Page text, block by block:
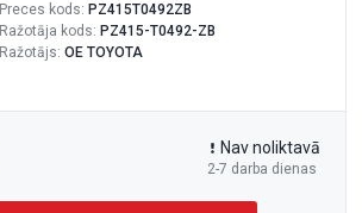
Preces kods: PZ415T0492ZB
Ražotāja kods: PZ415-T0492-ZB
Ražotājs: OE TOYOTA
2-7 darba dienas
Nav noliktavā